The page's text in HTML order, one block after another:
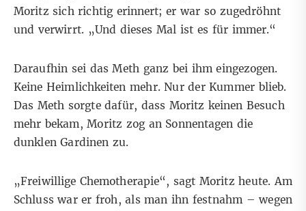
Moritz sich richtig erinnert; er war so zugedröhnt
und verwirrt. „Und dieses Mal ist es für immer.“
Daraufhin sei das Meth ganz bei ihm eingezogen.
Keine Heimlichkeiten mehr. Nur der Kummer blieb.
Das Meth sorgte dafür, dass Moritz keinen Besuch
mehr bekam, Moritz zog an Sonnentagen die
dunklen Gardinen zu.
„Freiwillige Chemotherapie“, sagt Moritz heute. Am
Schluss war er froh, als man ihn festnahm – wegen